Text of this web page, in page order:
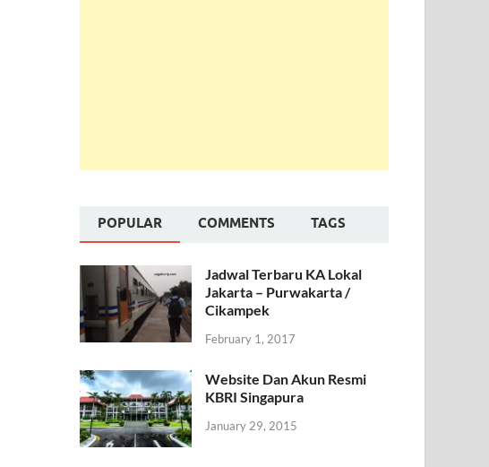
POPULAR COMMENTS TAGS
Jadwal Terbaru KA Lokal
Jakarta – Purwakarta /
Cikampek
February 1, 2017
Website Dan Akun Resmi
KBRI Singapura
January 29, 2015